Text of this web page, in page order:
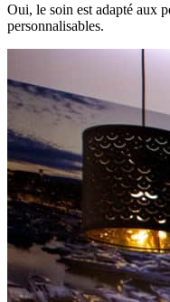
Oui, le soin est adapté aux
personnalisables.